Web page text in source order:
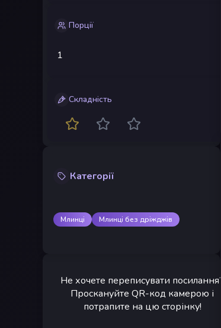
Порції
1
Складність
Категорії
Млинці Млинці без дріжджів
Не хочете переписувати посилання?
Проскануйте QR-код камерою і
потрапите на цю сторінку!